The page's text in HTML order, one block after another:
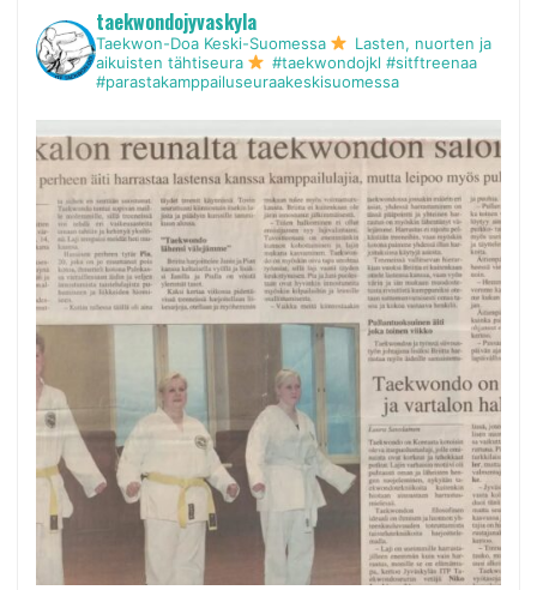
taekwondojyvaskyla
Taekwon-Doa Keski-Suomessa
Lasten, nuorten ja
aikuisten tähtiseura
#taekwondojkl #sitftreenaa
#parastakamppailuseuraakeskisuomessa